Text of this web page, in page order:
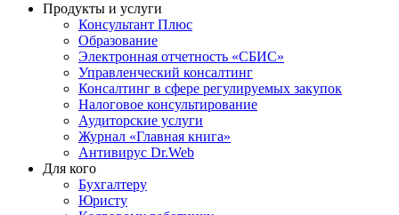
Продукты и услуги
Консультант Плюс
Образование
Электронная отчетность «СБИС»
Управленческий консалтинг
Консалтинг в сфере регулируемых закупок
Налоговое консультирование
Аудиторские услуги
Журнал «Главная книга»
Антивирус Dr.Web
Для кого
Бухгалтеру
Юристу